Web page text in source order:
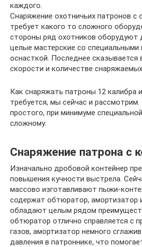
каждого.
Снаряжение охотничьих патронов с
требует какого то сложного
стороны ряд охотников оборудуют
целые мастерские со специальными
оснасткой. Последнее сказывается
скорости и количестве
Как снаряжать патроны 12 калибра
требуется, мы сейчас и
простого, при минимуме
сложному.
Снаряжение патрона с
Изначально дробовой контейнер
повышения кучности выстрела.
массово изготавливают пыжи-
содержат обтюратор, амортизатор
обладают целым рядом
обтюратор отлично справляется с
газов, амортизатор немного
давления в патроннике, что